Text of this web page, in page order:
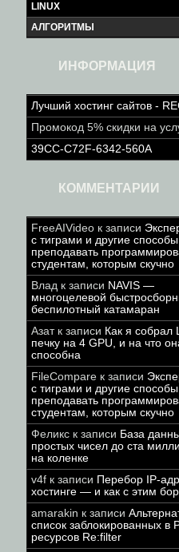
LINUX
АЛГОРИТМЫ
ИНФОРМАЦИЯ
Лучший хостинг сайтов -
Промокод 5% скидки на
39CC-C72F-6342-560A
КОММЕНТАРИИ
FreeAIVideo к записи
с тиграми и другие способы
преподавать
студентам, которым скучно
Влад к записи NAVIS —
многоцелевой
беспилотный катамаран
Азатк записи Как я собрал
печку на 4 GPU, и на что
способна
FileCompare к записи
с тиграми и другие способы
преподавать
студентам, которым скучно
Феликс к записи База
простых чисел до ста
на коленке
v4f к записи Перебор IP-
хостинге — и как с этим
amarakin к записи
список заблокированных в
ресурсов Re:filter